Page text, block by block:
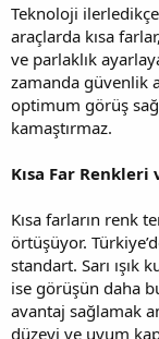
Teknoloji
araçlarda kısa
ve parlaklık
zamanda güvenlik
optimum görüş
kamaştırmaz.
Kısa Far
Kısa farların renk
örtüşüyor.
standart. Sarı ışık
ise görüşün daha
avantaj sağlamak
düzeyi ve uyum